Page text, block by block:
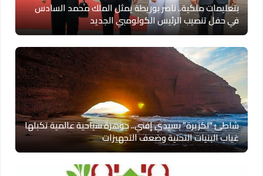
بتعليمات ملكية.. ناصر بوريطة يمثل الملك محمد السادس
في حفل تنصيب الرئيس الكولومبي الجديد
شاطئ “لكزيرة” بسيدي إفني.. جوهرة سياحية عالمية تكبلها
غياب البنيات التحتية وضعف التجهيزات